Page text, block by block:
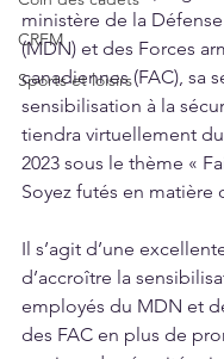
CRFM
Sports et loisirs
ministère de la
(MDN) et des Forces
canadiennes (FAC), sa
sensibilisation à la
tiendra virtuellement
2023 sous le thème «
Soyez futés en matière
Il s’agit d’une
d’accroître la
employés du MDN et
des FAC en plus de